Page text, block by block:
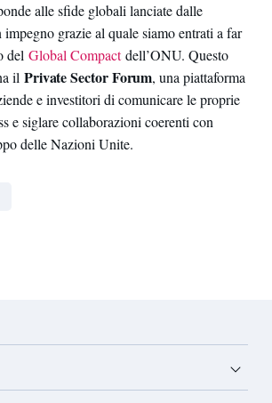
alle sfide globali lanciate dalle
grazie al quale siamo entrati a far
del Global Compactdell’ONU. Questo
il Private Sector Forum, una piattaforma
e investitori di comunicare le proprie
e siglare collaborazioni coerenti con
delle Nazioni Unite.